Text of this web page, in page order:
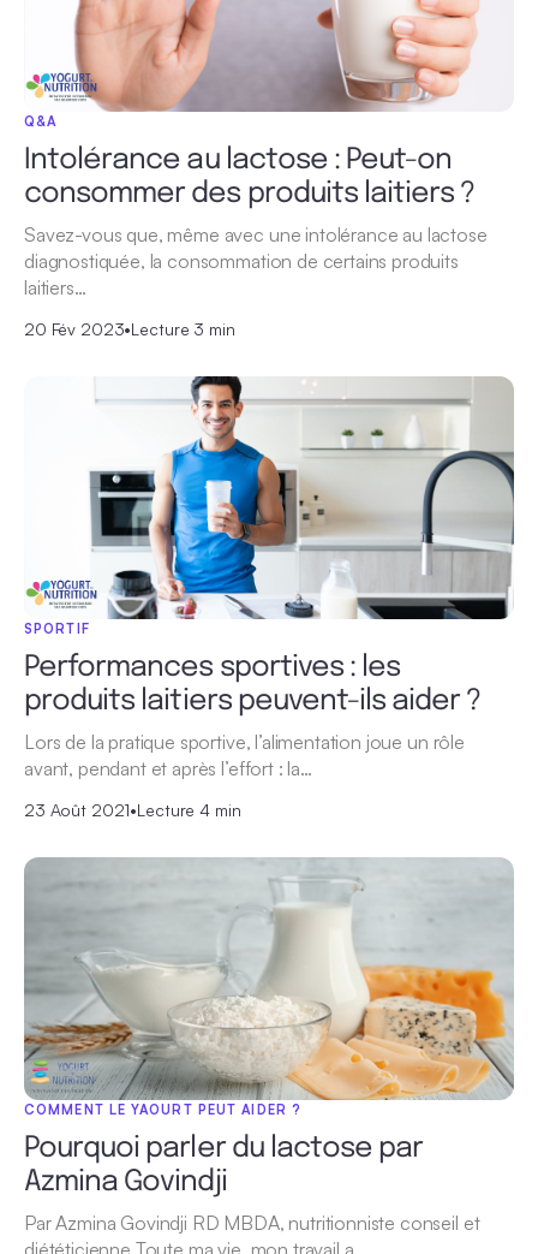
Q&A
Intolérance au lactose : Peut-on
consommer des produits laitiers ?
Savez-vous que, même avec une intolérance au lactose
diagnostiquée, la consommation de certains produits
laitiers…
20 Fév 2023•Lecture 3 min
SPORTIF
Performances sportives : les
produits laitiers peuvent-ils aider ?
Lors de la pratique sportive, l’alimentation joue un rôle
avant, pendant et après l’effort : la…
23 Août 2021•Lecture 4 min
COMMENT LE YAOURT PEUT AIDER ?
Pourquoi parler du lactose par
Azmina Govindji
Par Azmina Govindji RD MBDA, nutritionniste conseil et
diététicienne Toute ma vie, mon travail a…